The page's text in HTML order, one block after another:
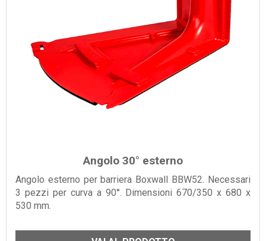
Angolo 30° esterno
Angolo esterno per barriera Boxwall BBW52. Necessari
3 pezzi per curva a 90°. Dimensioni 670/350 x 680 x
530 mm.